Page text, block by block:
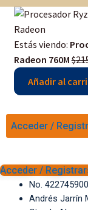
Estás viendo:
Radeon 760M$
Añadir al
Acceder /
Acceder /
No.
Andrés Jarrín